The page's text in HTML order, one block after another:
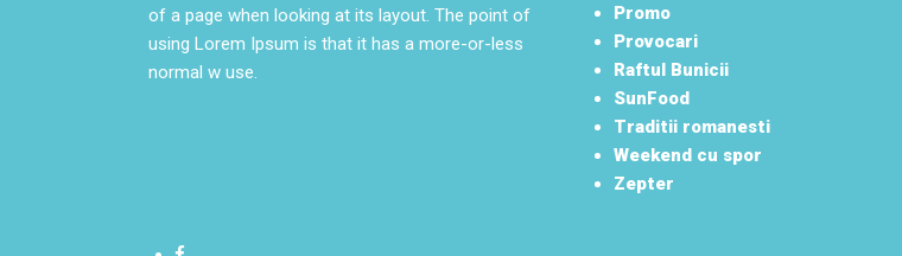
of a page when looking at its layout. The point of
using Lorem Ipsum is that it has a more-or-less
normal w use.
Promo
Provocari
Raftul Bunicii
SunFood
Traditii romanesti
Weekend cu spor
Zepter